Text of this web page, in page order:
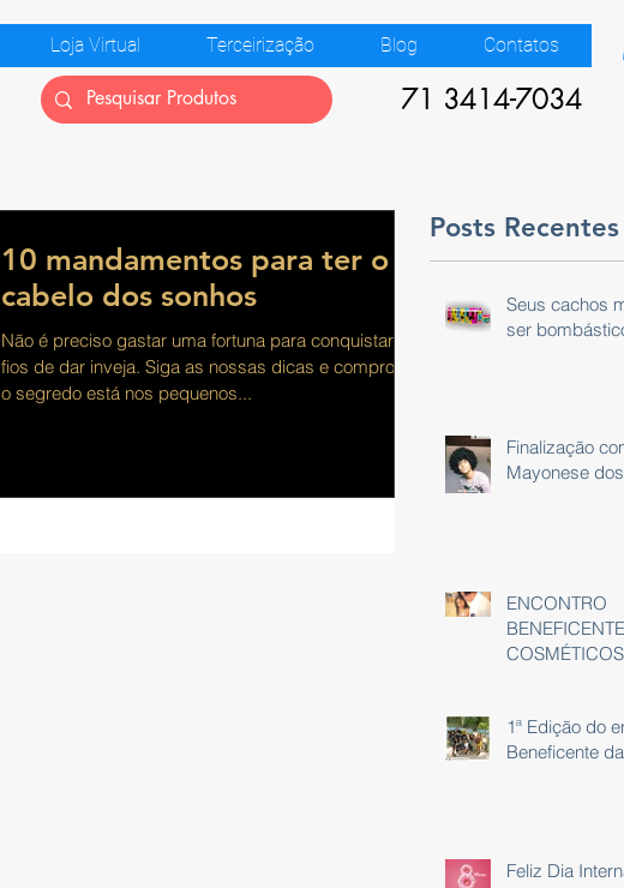
Loja Virtual Terceirização Blog Contatos
71 3414-7034
10 mandamentos para ter o
cabelo dos sonhos
Não é preciso gastar uma fortuna para conquistar
fios de dar inveja. Siga as nossas dicas e comprove:
o segredo está nos pequenos...
Posts Recentes
Seus cachos
ser
Finalização
Mayonese
ENCONTRO
COSMÉTICOS
1ª Edição do
Beneficente
Feliz Dia